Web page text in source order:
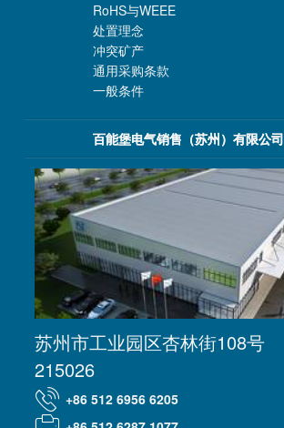
RoHS与WEEE
处置理念
冲突矿产
通用采购条款
一般条件
百能堡电气销售（苏州）有限公司
苏州市工业园区杏林街108号
215026
+86 512 6956 6205